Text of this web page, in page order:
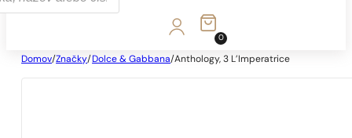
0
Domov/Značky/ Dolce & Gabbana/Anthology, 3 L’Imperatrice